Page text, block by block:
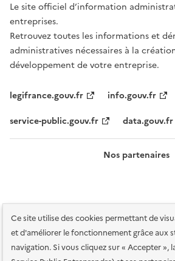
Ce site utilise des cookies permettant de
et d'améliorer le fonctionnement grâce aux
navigation. Si vous cliquez sur « Accepter »,
Le site officiel d’information
entreprises.
Retrouvez toutes les informations et
administratives nécessaires à la
développement de votre entreprise.
legifrance.gouv.fr
info.gouv.fr
service-public.gouv.fr
data.gouv.fr
Nos partenaires